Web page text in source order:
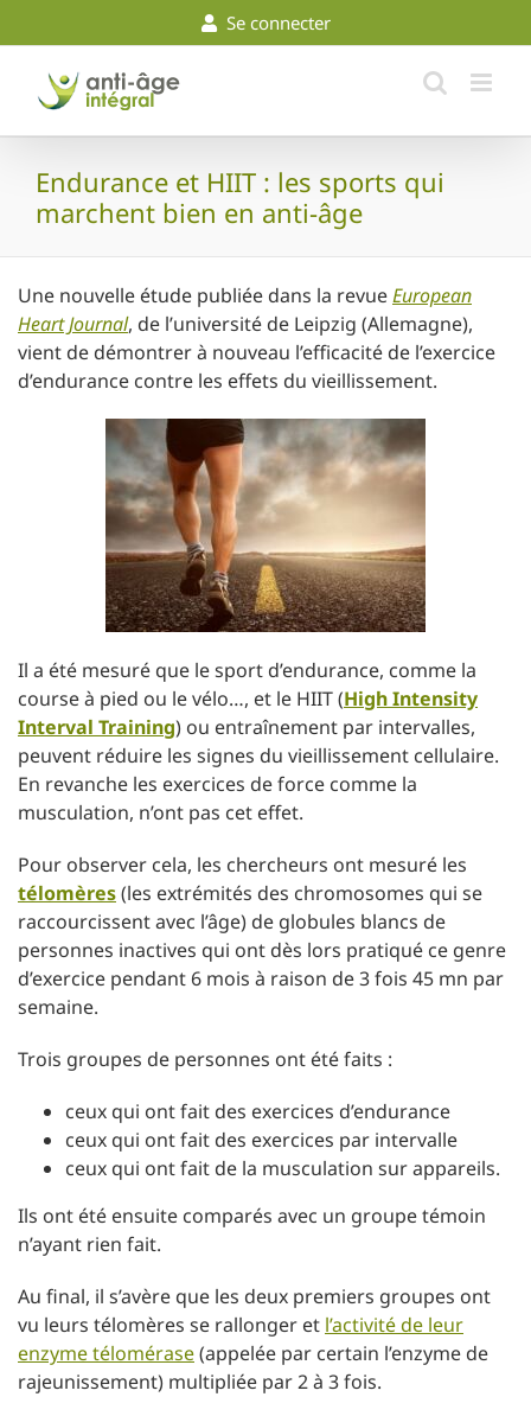
to
content
Se connecter
Endurance et HIIT : les sports qui
marchent bien en anti-âge
Une nouvelle étude publiée dans la revueEuropean
Heart Journal, de l’université de Leipzig (Allemagne),
vient de démontrer à nouveau l’efficacité de l’exercice
d’endurance contre les effets du vieillissement.
Il a été mesuré que le sport d’endurance, comme la
course à pied ou le vélo…, et le HIIT (High Intensity
Interval Training) ou entraînement par intervalles,
peuvent réduire les signes du vieillissement cellulaire.
En revanche les exercices de force comme la
musculation, n’ont pas cet effet.
Pour observer cela, les chercheurs ont mesuré les
télomères(les extrémités des chromosomes qui se
raccourcissent avec l’âge) de globules blancs de
personnes inactives qui ont dès lors pratiqué ce genre
d’exercice pendant 6 mois à raison de 3 fois 45 mn par
semaine.
Trois groupes de personnes ont été faits :
ceux qui ont fait des exercices d’endurance
ceux qui ont fait des exercices par intervalle
ceux qui ont fait de la musculation sur appareils.
Ils ont été ensuite comparés avec un groupe témoin
n’ayant rien fait.
Au final, il s’avère que les deux premiers groupes ont
vu leurs télomères se rallonger et l’activité de leur
enzyme télomérase(appelée par certain l’enzyme de
rajeunissement) multipliée par 2 à 3 fois.